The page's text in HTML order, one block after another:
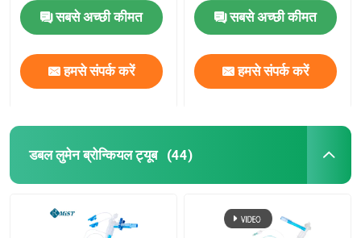
सबसे अच्छी कीमत
हमसे संपर्क करें
सबसे अच्छी कीमत
हमसे संपर्क करें
डबल लुमेन ब्रोन्कियल ट्यूब (44)